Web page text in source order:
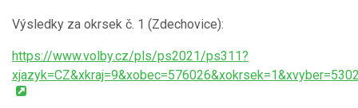
Výsledky za okrsek č. 1 (Zdechovice):
https://www.volby.cz/pls/ps2021/ps311?